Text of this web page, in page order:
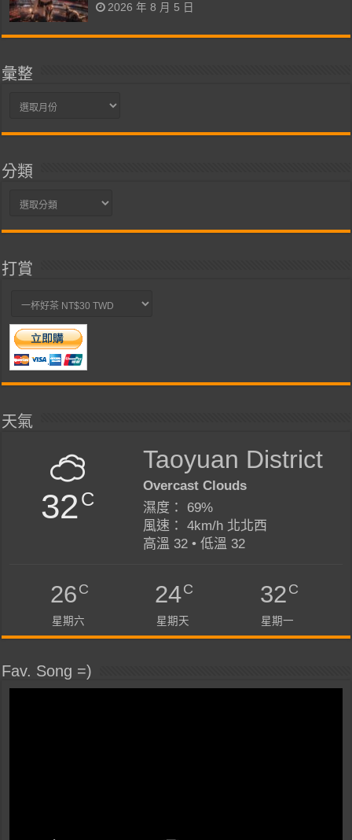
2026 年 8 月 5 日
彙整
彙
分類
分
打賞
天氣
32C
Taoyuan District
Overcast Clouds
濕度： 69%
風速： 4km/h 北北西
高溫 32 • 低溫 32
26C
星期六
24C
星期天
32C
星期一
Fav. Song =)